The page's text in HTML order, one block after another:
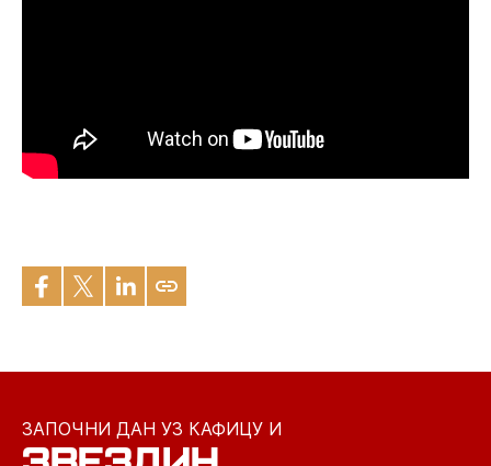
ЗАПОЧНИ ДАН УЗ КАФИЦУ И